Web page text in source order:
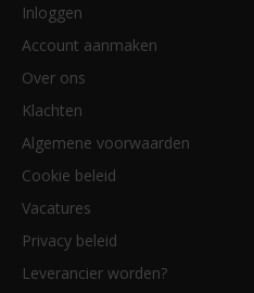
Inloggen
Account aanmaken
Over ons
Klachten
Algemene voorwaarden
Cookie beleid
Vacatures
Privacy beleid
Leverancier worden?